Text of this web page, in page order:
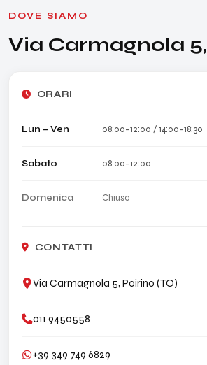
DOVE SIAMO
Via Carmagnola 5,
ORARI
Lun – Ven 08:00–12:00 / 14:00–18:30
Sabato 08:00–12:00
Domenica Chiuso
CONTATTI
Via Carmagnola 5, Poirino (TO)
011 9450558
+39 349 749 6829